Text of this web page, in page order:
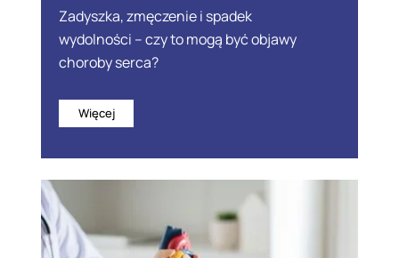
Zadyszka, zmęczenie i spadek
wydolności – czy to mogą być objawy
choroby serca?
Więcej